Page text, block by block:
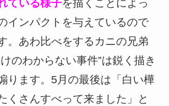
ている様子を描くことによっ
インパクトを与えているので
。あわ比べをするカニの兄弟
のわからない事件”は鋭く描き
ります。5月の最後は「白い樺
くさんすべって来ました」と